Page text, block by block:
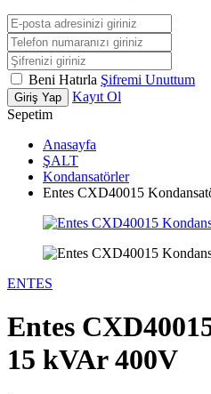
Beni Hatırla Şifremi Unuttum
Giriş Yap
Kayıt Ol
Sepetim
Anasayfa
ŞALT
Kondansatörler
Entes CXD40015
ENTES
Entes
15 kVAr 400V